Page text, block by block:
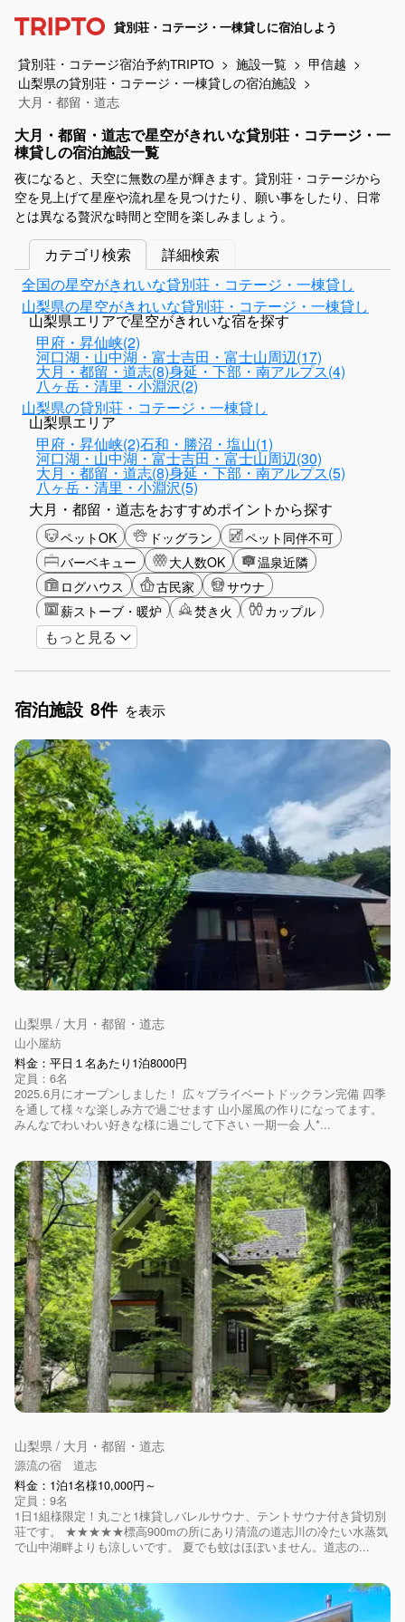
貸別荘・コテージ・一棟貸しに宿泊しよう
貸別荘・コテージ宿泊予約TRIPTO 施設一覧
甲信越
山梨県の貸別荘・コテージ・一棟貸しの宿泊施設
大月・都留・道志
大月・都留・道志で星空がきれいな貸別荘・コテージ・一
棟貸しの宿泊施設一覧
夜になると、天空に無数の星が輝きます。貸別荘・コテージから
空を見上げて星座や流れ星を見つけたり、願い事をしたり、日常
とは異なる贅沢な時間と空間を楽しみましょう。
カテゴリ検索
詳細検索
全国の星空がきれいな貸別荘・コテージ・一棟貸し
山梨県の星空がきれいな貸別荘・コテージ・一棟貸し
山梨県エリアで星空がきれいな宿を探す
甲府・昇仙峡(2)
河口湖・山中湖・富士吉田・富士山周辺(17)
大月・都留・道志(8)身延・下部・南アルプス(4)
八ヶ岳・清里・小淵沢(2)
山梨県の貸別荘・コテージ・一棟貸し
山梨県エリア
甲府・昇仙峡(2)石和・勝沼・塩山(1)
河口湖・山中湖・富士吉田・富士山周辺(30)
大月・都留・道志(8)身延・下部・南アルプス(5)
八ヶ岳・清里・小淵沢(5)
大月・都留・道志をおすすめポイントから探す
ペットOK ドッグラン
ペット同伴不可
バーベキュー
大人数OK
温泉近隣
ログハウス
古民家
サウナ
薪ストーブ・暖炉
焚き火
カップル
大人限定
グリーンツーリズム
もっと見る
宿泊施設 8件 を表示
山梨県 / 大月・都留・道志
山小屋紡
料金：平日１名あたり1泊8000円
定員：6名
2025.6月にオープンしました！ 広々プライベートドックラン完備 四季
を通して様々な楽しみ方で過ごせます 山小屋風の作りになってます。
みんなでわいわい好きな様に過ごして下さい 一期一会 人*...
山梨県 / 大月・都留・道志
源流の宿 道志
料金：1泊1名様10,000円～
定員：9名
1日1組様限定！丸ごと1棟貸しバレルサウナ、テントサウナ付き貸切別
荘です。 ★★★★★標高900mの所にあり清流の道志川の冷たい水蒸気
で山中湖畔よりも涼しいです。 夏でも蚊はほぼいません。道志の...